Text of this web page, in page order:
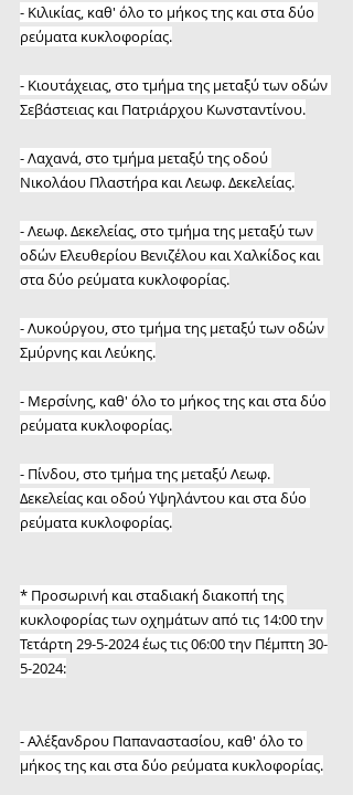
- Κιλικίας, καθ' όλο το μήκος της και στα δύο
ρεύματα κυκλοφορίας.
- Κιουτάχειας, στο τμήμα της μεταξύ των οδών
Σεβάστειας και Πατριάρχου Κωνσταντίνου.
- Λαχανά, στο τμήμα μεταξύ της οδού
Νικολάου Πλαστήρα και Λεωφ. Δεκελείας.
- Λεωφ. Δεκελείας, στο τμήμα της μεταξύ των
οδών Ελευθερίου Βενιζέλου και Χαλκίδος και
στα δύο ρεύματα κυκλοφορίας.
- Λυκούργου, στο τμήμα της μεταξύ των οδών
Σμύρνης και Λεύκης.
- Μερσίνης, καθ' όλο το μήκος της και στα δύο
ρεύματα κυκλοφορίας.
- Πίνδου, στο τμήμα της μεταξύ Λεωφ.
Δεκελείας και οδού Υψηλάντου και στα δύο
ρεύματα κυκλοφορίας.
* Προσωρινή και σταδιακή διακοπή της
κυκλοφορίας των οχημάτων από τις 14:00 την
Τετάρτη 29-5-2024 έως τις 06:00 την Πέμπτη 30-
5-2024:
- Αλέξανδρου Παπαναστασίου, καθ' όλο το
μήκος της και στα δύο ρεύματα κυκλοφορίας.